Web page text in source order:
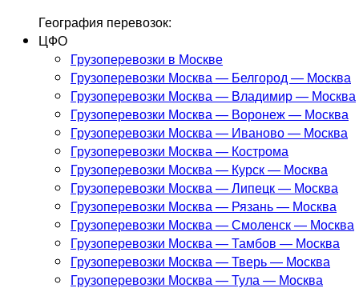
География перевозок:
ЦФО
Грузоперевозки в Москве
Грузоперевозки Москва — Белгород — Москва
Грузоперевозки Москва — Владимир — Москва
Грузоперевозки Москва — Воронеж — Москва
Грузоперевозки Москва — Иваново — Москва
Грузоперевозки Москва — Кострома
Грузоперевозки Москва — Курск — Москва
Грузоперевозки Москва — Липецк — Москва
Грузоперевозки Москва — Рязань — Москва
Грузоперевозки Москва — Смоленск — Москва
Грузоперевозки Москва — Тамбов — Москва
Грузоперевозки Москва — Тверь — Москва
Грузоперевозки Москва — Тула — Москва